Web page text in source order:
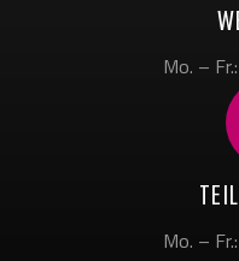
Mo. –
Mo. –